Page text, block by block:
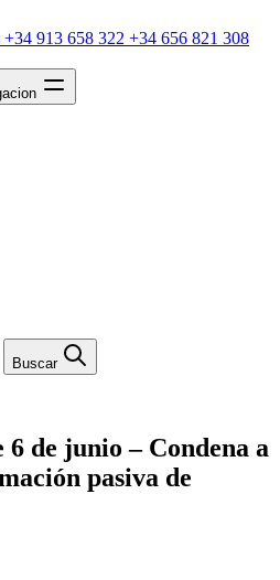
+34 913 658 322 +34 656 821 308
Buscar
6 de junio – Condena a
pasiva de